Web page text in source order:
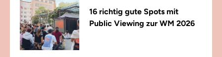
16 richtig gute Spots mit
Public Viewing zur WM 2026